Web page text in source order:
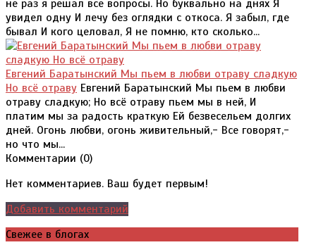
не раз я решал все вопросы. Но буквально на днях Я
увидел одну И лечу без оглядки с откоса. Я забыл, где
бывал И кого целовал, Я не помню, кто сколько...
Евгений Баратынский Мы пьем в любви отраву сладкую
Но всё отраву Евгений Баратынский Мы пьем в любви
отраву сладкую; Но всё отраву пьем мы в ней, И
платим мы за радость краткую Ей безвесельем долгих
дней. Огонь любви, огонь живительный,- Все говорят,-
но что мы...
Комментарии (0)
Нет комментариев. Ваш будет первым!
Добавить комментарий
Свежее в блогах